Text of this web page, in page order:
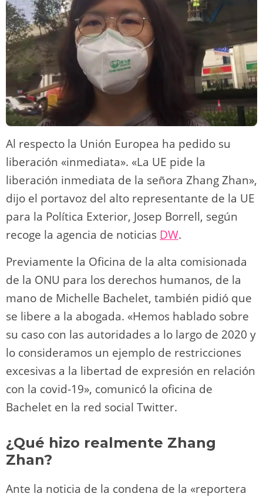
Al respecto la Unión Europea ha pedido su
liberación «inmediata». «La UE pide la
liberación inmediata de la señora Zhang Zhan»,
dijo el portavoz del alto representante de la UE
para la Política Exterior, Josep Borrell, según
recoge la agencia de noticias DW.
Previamente la Oficina de la alta comisionada
de la ONU para los derechos humanos, de la
mano de Michelle Bachelet, también pidió que
se libere a la abogada. «Hemos hablado sobre
su caso con las autoridades a lo largo de 2020 y
lo consideramos un ejemplo de restricciones
excesivas a la libertad de expresión en relación
con la covid-19», comunicó la oficina de
Bachelet en la red social Twitter.
¿Qué hizo realmente Zhang
Zhan?
Ante la noticia de la condena de la «reportera